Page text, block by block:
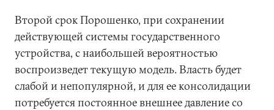
Второй срок Порошенко, при сохранении
действующей системы государственного
устройства, с наибольшей вероятностью
воспроизведет текущую модель. Власть будет
слабой и непопулярной, и для ее консолидации
потребуется постоянное внешнее давление со